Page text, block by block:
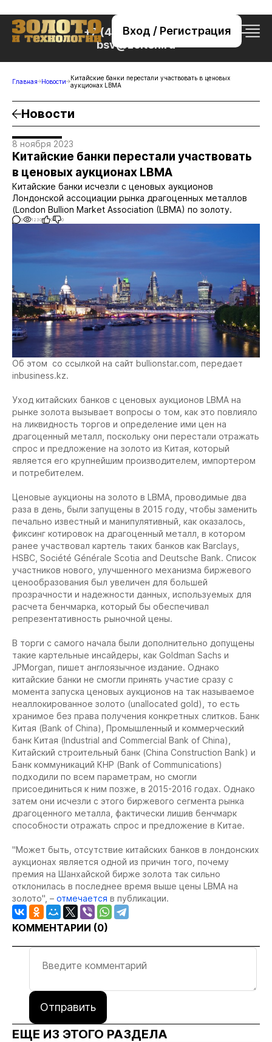
Вход / Регистрация
+7 (495) 221-76-32
bsv@zolteh.ru
Главная Новости
Китайские банки перестали участвовать в ценовых
аукционах LBMA
Новости
8 ноября 2023
Китайские банки перестали участвовать
в ценовых аукционах LBMA
Китайские банки исчезли с ценовых аукционов
Лондонской ассоциации рынка драгоценных металлов
(London Bullion Market Association (LBMA) по золоту.
0 1230 0 0
Об этом со ссылкой на сайт bullionstar.com, передает
inbusiness.kz.
Уход китайских банков с ценовых аукционов LBMA на
рынке золота вызывает вопросы о том, как это повлияло
на ликвидность торгов и определение ими цен на
драгоценный металл, поскольку они перестали отражать
спрос и предложение на золото из Китая, который
является его крупнейшим производителем, импортером
и потребителем.
Ценовые аукционы на золото в LBMA, проводимые два
раза в день, были запущены в 2015 году, чтобы заменить
печально известный и манипулятивный, как оказалось,
фиксинг котировок на драгоценный металл, в котором
ранее участвовал картель таких банков как Barclays,
HSBC, Société Générale Scotia and Deutsche Bank. Список
участников нового, улучшенного механизма биржевого
ценообразования был увеличен для большей
прозрачности и надежности данных, используемых для
расчета бенчмарка, который бы обеспечивал
репрезентативность рыночной цены.
В торги с самого начала были дополнительно допущены
такие картельные инсайдеры, как Goldman Sachs и
JPMorgan, пишет англоязычное издание. Однако
китайские банки не смогли принять участие сразу с
момента запуска ценовых аукционов на так называемое
неаллокированное золото (unallocated gold), то есть
хранимое без права получения конкретных слитков. Банк
Китая (Bank of China), Промышленный и коммерческий
банк Китая (Industrial and Commercial Bank of China),
Китайский строительный банк (China Construction Bank) и
Банк коммуникаций КНР (Bank of Communications)
подходили по всем параметрам, но смогли
присоединиться к ним позже, в 2015-2016 годах. Однако
затем они исчезли с этого биржевого сегмента рынка
драгоценного металла, фактически лишив бенчмарк
способности отражать спрос и предложение в Китае.
"Может быть, отсутствие китайских банков в лондонских
аукционах является одной из причин того, почему
премия на Шанхайской бирже золота так сильно
отклонилась в последнее время выше цены LBMA на
золото", – отмечается в публикации.
КОММЕНТАРИИ (0)
Отправить
ЕЩЕ ИЗ ЭТОГО РАЗДЕЛА